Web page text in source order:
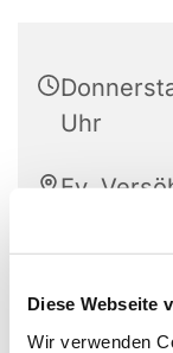
Diese Webseite
Wir verwenden
Uhr
Ev.